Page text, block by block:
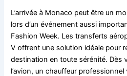
L’arrivée à Monaco peut être un
lors d’un événement aussi
Fashion Week. Les transferts
V offrent une solution idéale pour
destination en toute sérénité. Dès
l’avion, un chauffeur